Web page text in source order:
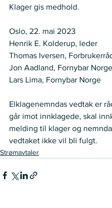
Klager gis medhold.
Oslo, 22. mai 2023
Henrik E. Kolderup, leder
Thomas Iversen,
Jon Aadland, Fornybar Norge
Lars Lima, Fornybar Norge
Elklagenemndas vedtak er
går imot innklagede, skal
melding til klager og
vedtaket ikke vil bli fulgt.
Strømavtaler